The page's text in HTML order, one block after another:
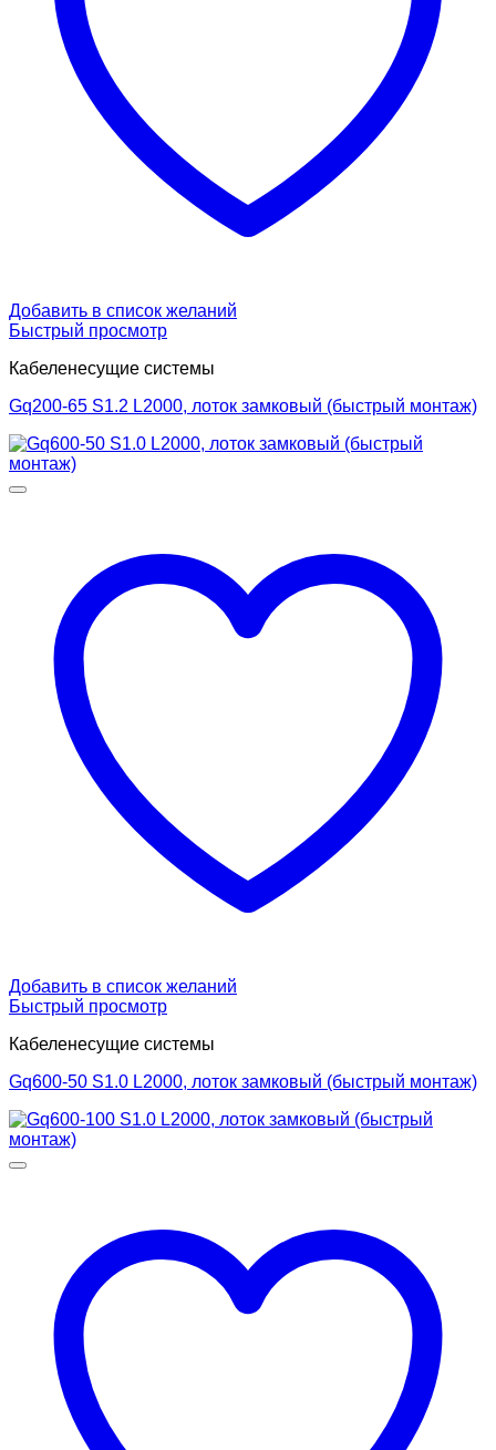
Добавить в список желаний
Быстрый просмотр
Кабеленесущие системы
Gq200-65 S1.2 L2000, лоток замковый (быстрый монтаж)
Добавить в список желаний
Быстрый просмотр
Кабеленесущие системы
Gq600-50 S1.0 L2000, лоток замковый (быстрый монтаж)